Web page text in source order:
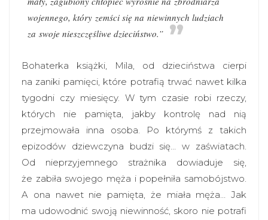
wojennego, który zemści się na niewinnych ludziach
za swoje nieszczęśliwe dzieciństwo.”
Bohaterka książki, Mila, od dzieciństwa cierpi
na zaniki pamięci, które potrafią trwać nawet kilka
tygodni czy miesięcy. W tym czasie robi rzeczy,
których nie pamięta, jakby kontrolę nad nią
przejmowała inna osoba. Po którymś z takich
epizodów dziewczyna budzi się… w zaświatach.
Od nieprzyjemnego strażnika dowiaduje się,
że zabiła swojego męża i popełniła samobójstwo.
A ona nawet nie pamięta, że miała męża… Jak
ma udowodnić swoją niewinność, skoro nie potrafi